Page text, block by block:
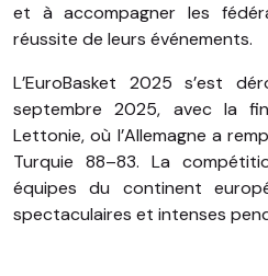
et à accompagner les
réussite de leurs événements.
L’EuroBasket 2025 s’est
septembre 2025, avec la
Lettonie, où l’Allemagne a
Turquie 88–83. La
équipes du continent
spectaculaires et intenses